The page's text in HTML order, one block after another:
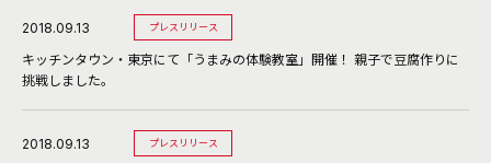
2018.09.13 プレスリリース
キッチンタウン・東京にて「うまみの体験教室」開催！ 親子で豆腐作りに
挑戦しました。
2018.09.13 プレスリリース